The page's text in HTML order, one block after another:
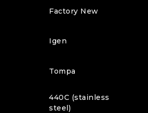
Factory New
Igen
Tompa
440C (stainless
steel)